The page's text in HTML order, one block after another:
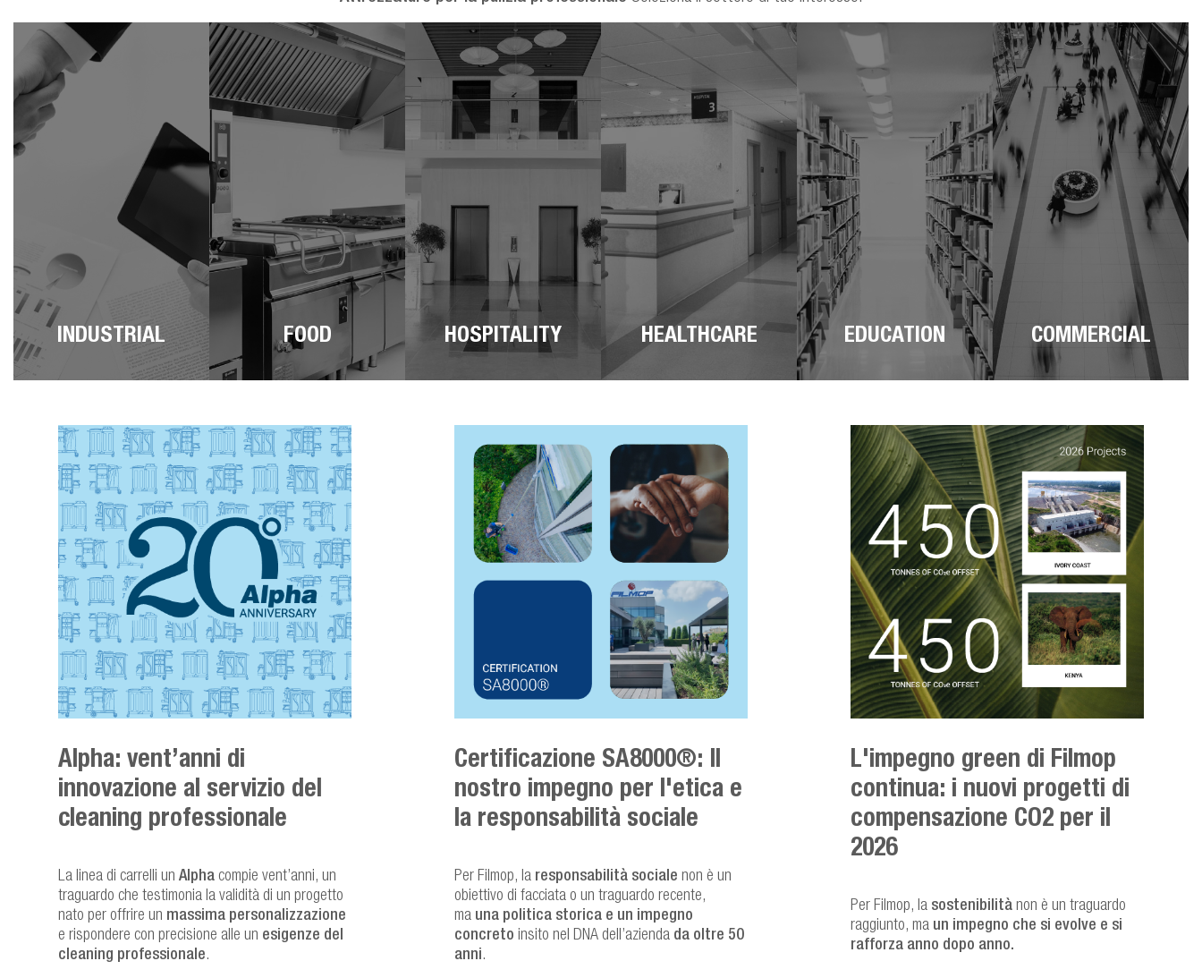
INDUSTRIAL FOOD HOSPITALITY HEALTHCARE EDUCATION COMMERCIAL
Alpha: vent’anni di
innovazione al servizio del
cleaning professionale
La linea di carrelli un Alpha compie vent’anni, un
traguardo che testimonia la validità di un progetto
nato per offrire un massima personalizzazione
e rispondere con precisione alle un esigenze del
cleaning professionale.
Certificazione SA8000®: Il
nostro impegno per l'etica e
la responsabilità sociale
Per Filmop, la responsabilità sociale non è un
obiettivo di facciata o un traguardo recente,
ma una politica storica e un impegno
concreto insito nel DNA dell’azienda da oltre 50
anni.
L'impegno green di Filmop
continua: i nuovi progetti di
compensazione CO2 per il
2026
Per Filmop, la sostenibilitànon è un traguardo
raggiunto, ma un impegno che si evolve e si
rafforza anno dopo anno.